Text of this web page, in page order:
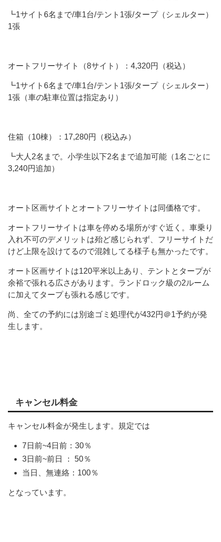
┗1サイト6名まで/車1台/テント1張/タープ（シェルター）
1張
オートフリーサイト（8サイト）：4,320円（税込）
┗1サイト6名まで/車1台/テント1張/タープ（シェルター）
1張（車の駐車位置は指定あり）
住箱（10棟）：17,280円（税込み）
┗大人2名まで。小学生以下2名まで追加可能（1名ごとに
3,240円追加）
オート区画サイトとオートフリーサイトは同価格です。
オートフリーサイトは車を停める場所がすぐ近く。車乗り
入れ不可のデメリットは殆ど感じられず、フリーサイトだ
けど上限を設けてるので混雑してる様子も無かったです。
オート区画サイトは120平米以上あり、テントとタープが
余裕で張れる広さがあります。ランドロック級の2ルーム
に加えてタープも張れる感じです。
尚、全ての予約には別途ゴミ処理代が432円＠1予約が発
生します。
キャンセル料金
キャンセル料金が発生します。規定では
7日前~4日前：30％
3日前~前日 ： 50％
当日、無連絡：100％
となっています。